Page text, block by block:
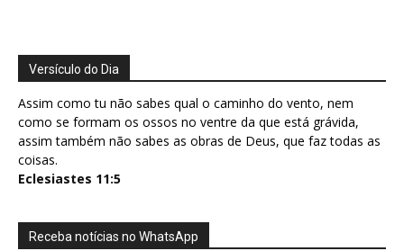
Versículo do Dia
Assim como tu não sabes qual o caminho do vento, nem
como se formam os ossos no ventre da que está grávida,
assim também não sabes as obras de Deus, que faz todas as
coisas.
Eclesiastes 11:5
Receba notícias no WhatsApp